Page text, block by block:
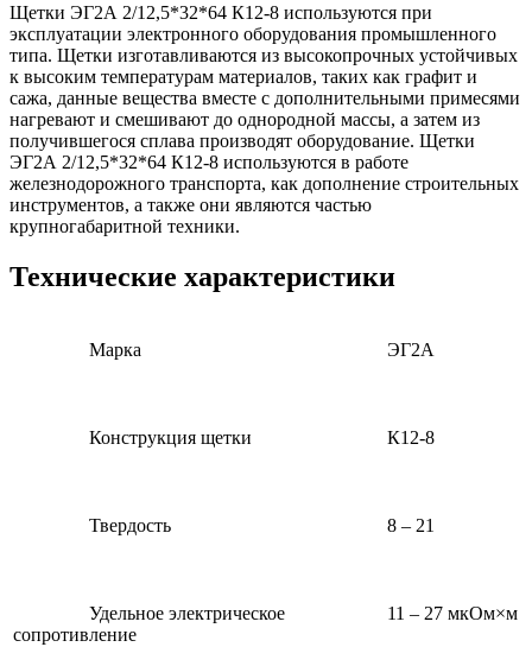
Щетки ЭГ2А 2/12,5*32*64 К12-8 используются при
эксплуатации электронного оборудования промышленного
типа. Щетки изготавливаются из высокопрочных устойчивых
к высоким температурам материалов, таких как графит и
сажа, данные вещества вместе с дополнительными примесями
нагревают и смешивают до однородной массы, а затем из
получившегося сплава производят оборудование. Щетки
ЭГ2А 2/12,5*32*64 К12-8 используются в работе
железнодорожного транспорта, как дополнение строительных
инструментов, а также они являются частью
крупногабаритной техники.
Технические характеристики
Марка ЭГ2А
Конструкция щетки К12-8
Твердость 8 – 21
Удельное электрическое
сопротивление
11 – 27 мкОм×м